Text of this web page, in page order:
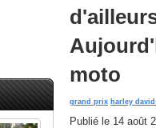
moto
grand prix harley
Publié le 14 août